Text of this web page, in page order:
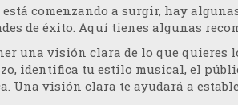
comenzando a surgir, hay
de éxito. Aquí tienes algunas
una visión clara de lo que quieres
identifica tu estilo musical, el
Una visión clara te ayudará a